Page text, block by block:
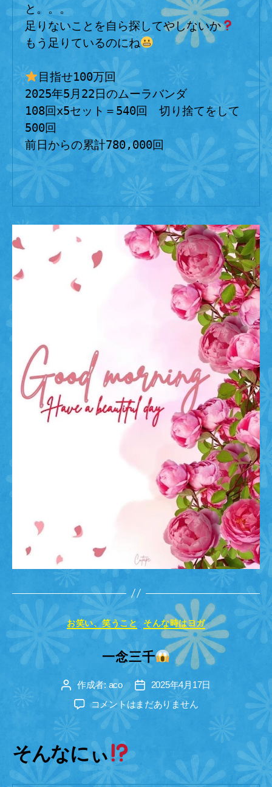
と。。。
足りないことを自ら探してやしないか
もう足りているのにね
目指せ100万回
2025年5月22日のムーラバンダ
108回x5セット＝540回　切り捨てをして
500回
前日からの累計780,000回
カ
ゴ
リ
ー
お笑い、笑うこと そんな時はヨガ
一念三千
投
稿
作成者:aco
投
稿
日
2025年4月17日
一
念
千
へ
の
コメントはまだありません
そんなにぃ